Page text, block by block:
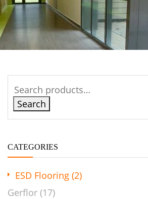
Search
CATEGORIES
ESD Flooring (2)
Gerflor (17)